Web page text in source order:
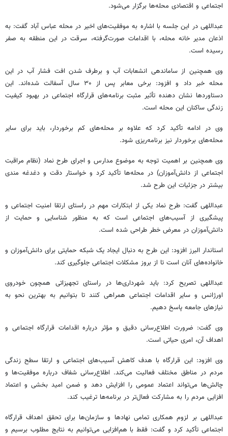
اجتماعی و اقتصادی محله‌ها برگزار می‌شود.
عبداللهی در این جلسه با اشاره به موفقیت‌های اخیر در محله عباس آباد گفت: به
اذعان مدیر خانه محله، با اقدامات صورت‌گرفته، سرقت در این منطقه به صفر
رسیده است.
وی همچنین از ساماندهی انشعابات آب و برطرف شدن افت فشار آب در این
محله خبر داد و افزود: برخی معابر پس از ۳۰ سال آسفالت شده‌اند. این
دستاوردها نشان دهنده تأثیر مثبت برنامه‌های قرارگاه اجتماعی در بهبود کیفیت
زندگی ساکنان این محله است.
وی در ادامه تأکید کرد که علاوه بر محله‌های کم برخوردار، باید برای سایر
محله‌های برخوردار نیز برنامه‌ریزی شود.
وی همچنین بر اهمیت توجه به موضوع مدارس و اجرای طرح نماد (نظام مراقبت
اجتماعی از دانش‌آموزان) در محله‌ها تأکید کرد و خواستار دقت و دغدغه مندی
بیشتر در جزئیات این طرح شد.
عبداللهی گفت: طرح نماد یکی از ابتکارات مهم در راستای ارتقا امنیت اجتماعی و
پیشگیری از آسیب‌های اجتماعی است که به منظور شناسایی و حمایت از
دانش‌آموزان در معرض خطر طراحی شده است.
استاندار البرز افزود: این طرح به دنبال ایجاد یک شبکه حمایتی برای دانش‌آموزان و
خانواده‌های آنان است تا از بروز مشکلات اجتماعی جلوگیری کند.
عبداللهی تصریح کرد: باید شهرداری‌ها در راستای تجهیزاتی همچون خودروی
اورژانس و سایر اقدامات اجتماعی همراهی کنند تا بتوانیم به بهترین نحو به
نیازهای جامعه پاسخ دهیم.
وی گفت: ضرورت اطلاع‌رسانی دقیق و مؤثر درباره اقدامات قرارگاه اجتماعی و
اهداف آن، امری حیاتی است.
وی افزود: این قرارگاه با هدف کاهش آسیب‌های اجتماعی و ارتقا سطح زندگی
مردم در مناطق مختلف فعالیت می‌کند. اطلاع‌رسانی شفاف درباره موفقیت‌ها و
چالش‌ها می‌تواند اعتماد عمومی را افزایش دهد و ضمن امید بخشی و اعتماد
افزایی مردم را به مشارکت فعال‌تر در برنامه‌ها ترغیب کند.
عبداللهی بر لزوم همکاری تمامی نهادها و سازمان‌ها برای تحقق اهداف قرارگاه
اجتماعی تأکید کرد و گفت: فقط با هم‌افزایی می‌توانیم به نتایج مطلوب برسیم و